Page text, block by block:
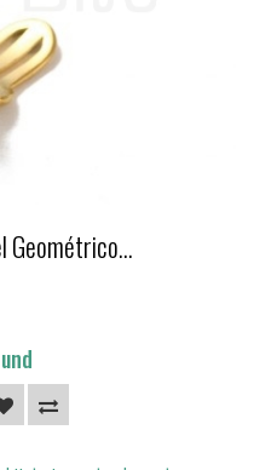
Geométrico...